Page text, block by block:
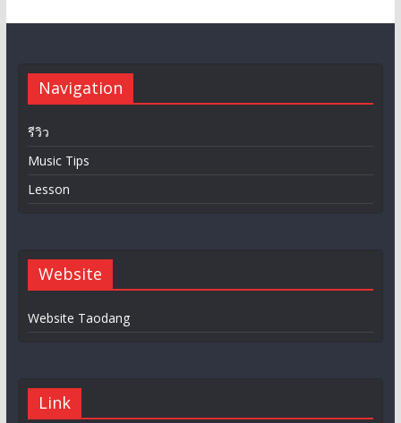
Navigation
รีวิว
Music Tips
Lesson
Website
Website Taodang
Link